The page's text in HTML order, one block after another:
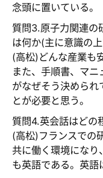
念頭に置いている。
質問3.原子力関連の
は何か(主に意識の
(高松)どんな産業も
また、手順書、マ
がなぜそう決められ
とが必要と思う。
質問4.英会話はどの
(高松)フランスでの
共に働く環境になり
も英語である。英語